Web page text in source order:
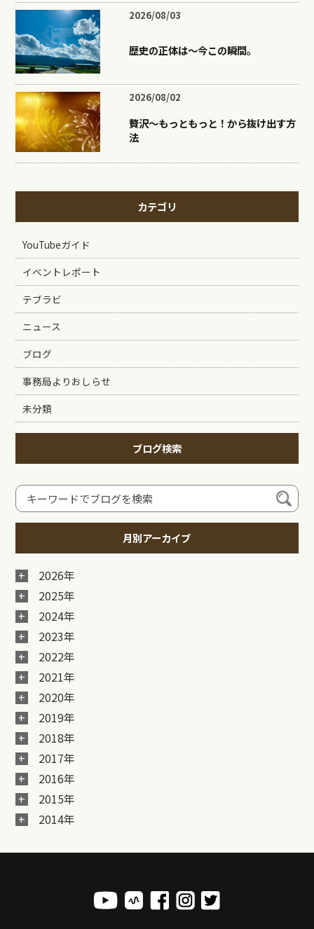
2026/08/03
歴史の正体は〜今この瞬間。
2026/08/02
贅沢〜もっともっと！から抜け出す方
法
カテゴリ
YouTubeガイド
イベントレポート
テブラビ
ニュース
ブログ
事務局よりおしらせ
未分類
ブログ検索
月別アーカイブ
2026年
2025年
2024年
2023年
2022年
2021年
2020年
2019年
2018年
2017年
2016年
2015年
2014年